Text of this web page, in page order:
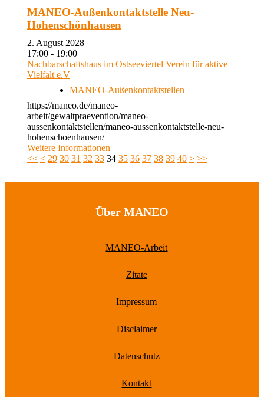
MANEO-Außenkontaktstelle Neu-
Hohenschönhausen
2. August 2028
17:00 - 19:00
Nachbarschaftshaus im Ostseeviertel Verein für aktive
Vielfalt e.V
MANEO-Außenkontaktstellen
https://maneo.de/maneo-
arbeit/gewaltpraevention/maneo-
aussenkontaktstellen/maneo-aussenkontaktstelle-neu-
hohenschoenhausen/
Weitere Informationen
<< < 29 30 31 32 33 34 35 36 37 38 39 40 > >>
Über MANEO
MANEO-Arbeit
Zitate
Impressum
Disclaimer
Datenschutz
Kontakt